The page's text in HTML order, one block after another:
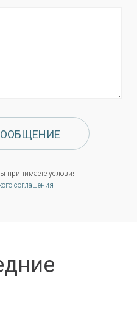
принимаете условия
соглашения